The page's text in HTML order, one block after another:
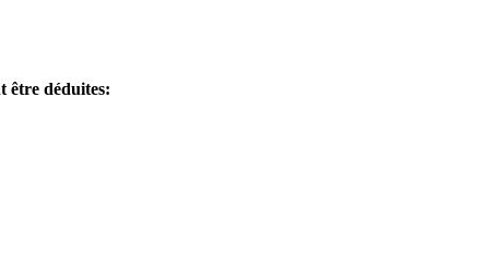
être déduites: